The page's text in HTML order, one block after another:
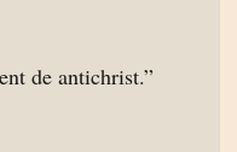
de antichrist.”